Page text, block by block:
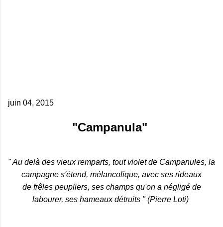
juin 04, 2015
"Campanula"
" Au delà des vieux remparts, tout violet de Campanules, la
campagne s'étend, mélancolique, avec ses rideaux
de frêles peupliers, ses champs qu'on a négligé de
labourer, ses hameaux détruits " (Pierre Loti)